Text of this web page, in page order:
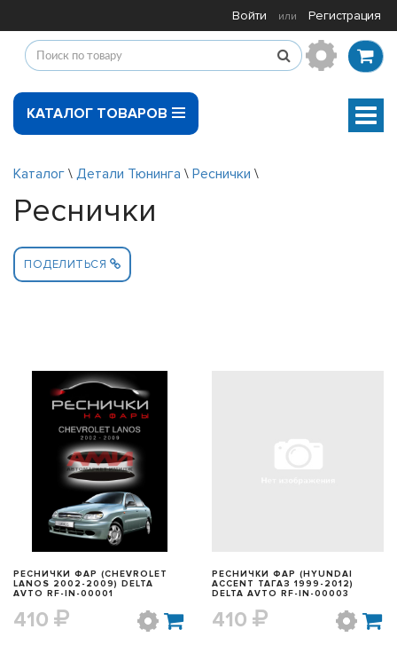
Войти или Регистрация
КАТАЛОГ ТОВАРОВ
Каталог \ Детали Тюнинга \ Реснички \
Реснички
ПОДЕЛИТЬСЯ
БЫСТРЫЙ ПРОСМОТР
РЕСНИЧКИ ФАР (CHEVROLET
LANOS 2002-2009) DELTA
AVTO RF-IN-00001
410
РЕСНИЧКИ ФАР (HYUNDAI
ACCENT ТАГАЗ 1999-2012)
DELTA AVTO RF-IN-00003
410